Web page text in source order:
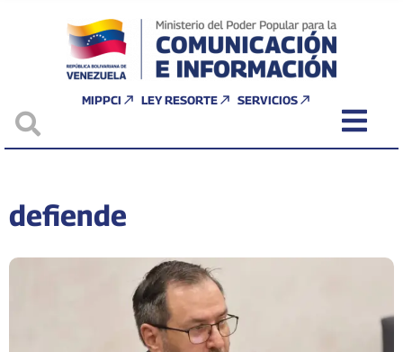
MIPPCI LEY RESORTE SERVICIOS
defiende